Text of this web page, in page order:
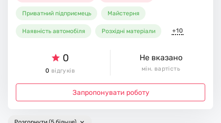
Приватний підприємець Майстерня
Наявність автомобіля Розхідні матеріали +10
0
0 відгуків
Не вказано
мін. вартість
Запропонувати роботу